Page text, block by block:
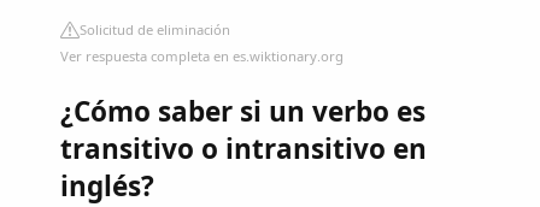
Solicitud de eliminación
Ver respuesta completa en es.wiktionary.org
¿Cómo saber si un verbo es
transitivo o intransitivo en
inglés?